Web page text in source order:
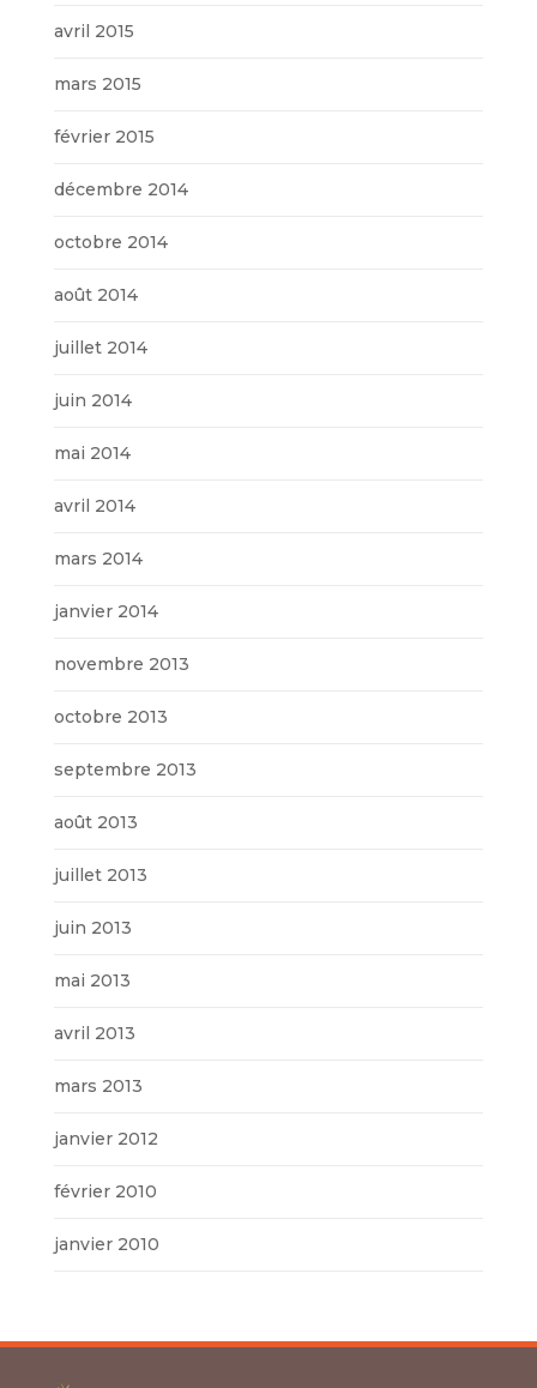
avril 2015
mars 2015
février 2015
décembre 2014
octobre 2014
août 2014
juillet 2014
juin 2014
mai 2014
avril 2014
mars 2014
janvier 2014
novembre 2013
octobre 2013
septembre 2013
août 2013
juillet 2013
juin 2013
mai 2013
avril 2013
mars 2013
janvier 2012
février 2010
janvier 2010